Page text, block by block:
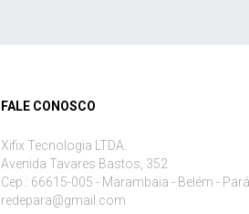
FALE CONOSCO
Xifix Tecnologia LTDA.
Avenida Tavares Bastos, 352
Cep.: 66615-005 - Marambaia - Belém - Pará
redepara@gmail.com